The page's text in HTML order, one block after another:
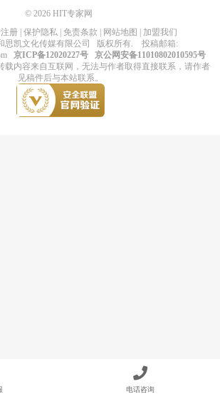
© 2026 HIT专家网
册 保护隐私 免责条款 网站地图
加盟我们
思凯文化传媒有限公司 版权所有. 投稿邮箱:
京ICP备12020227号
京公网安备11010802010595号
载内容来自互联网，无法与作者取得直接联系，请作者
见稿件后与本站联系。
电话咨询